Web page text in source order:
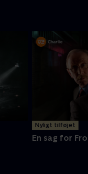
Nyligt tilføjet
En sag for